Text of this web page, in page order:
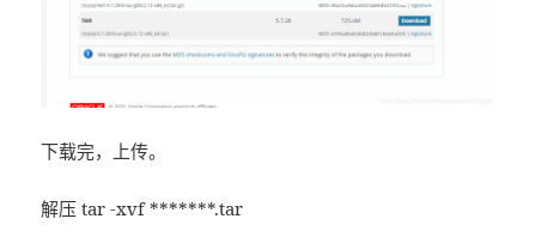
下载完，上传。
解压 tar -xvf *******.tar